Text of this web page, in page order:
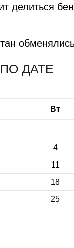
делиться
ДАТЕ
Вт
4
11
18
25